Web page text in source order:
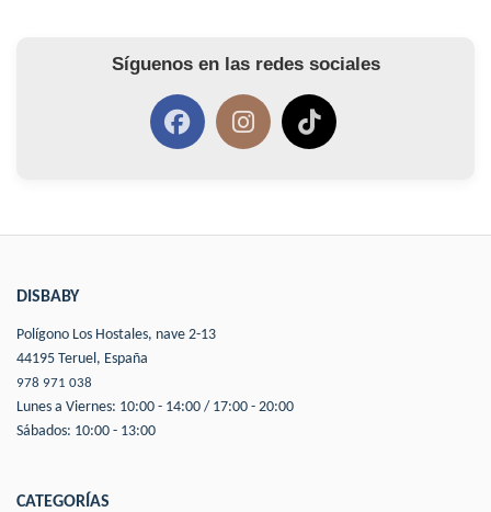
Síguenos en las redes sociales
DISBABY
Polígono Los Hostales, nave 2-13
44195 Teruel, España
978 971 038
Lunes a Viernes: 10:00 - 14:00 / 17:00 - 20:00
Sábados: 10:00 - 13:00
CATEGORÍAS